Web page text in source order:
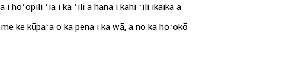
hoʻopili ʻia i ka ʻili a hana i kahi ʻili ikaika a
ke kūpaʻa o ka pena i ka wā, a no ka hoʻokō